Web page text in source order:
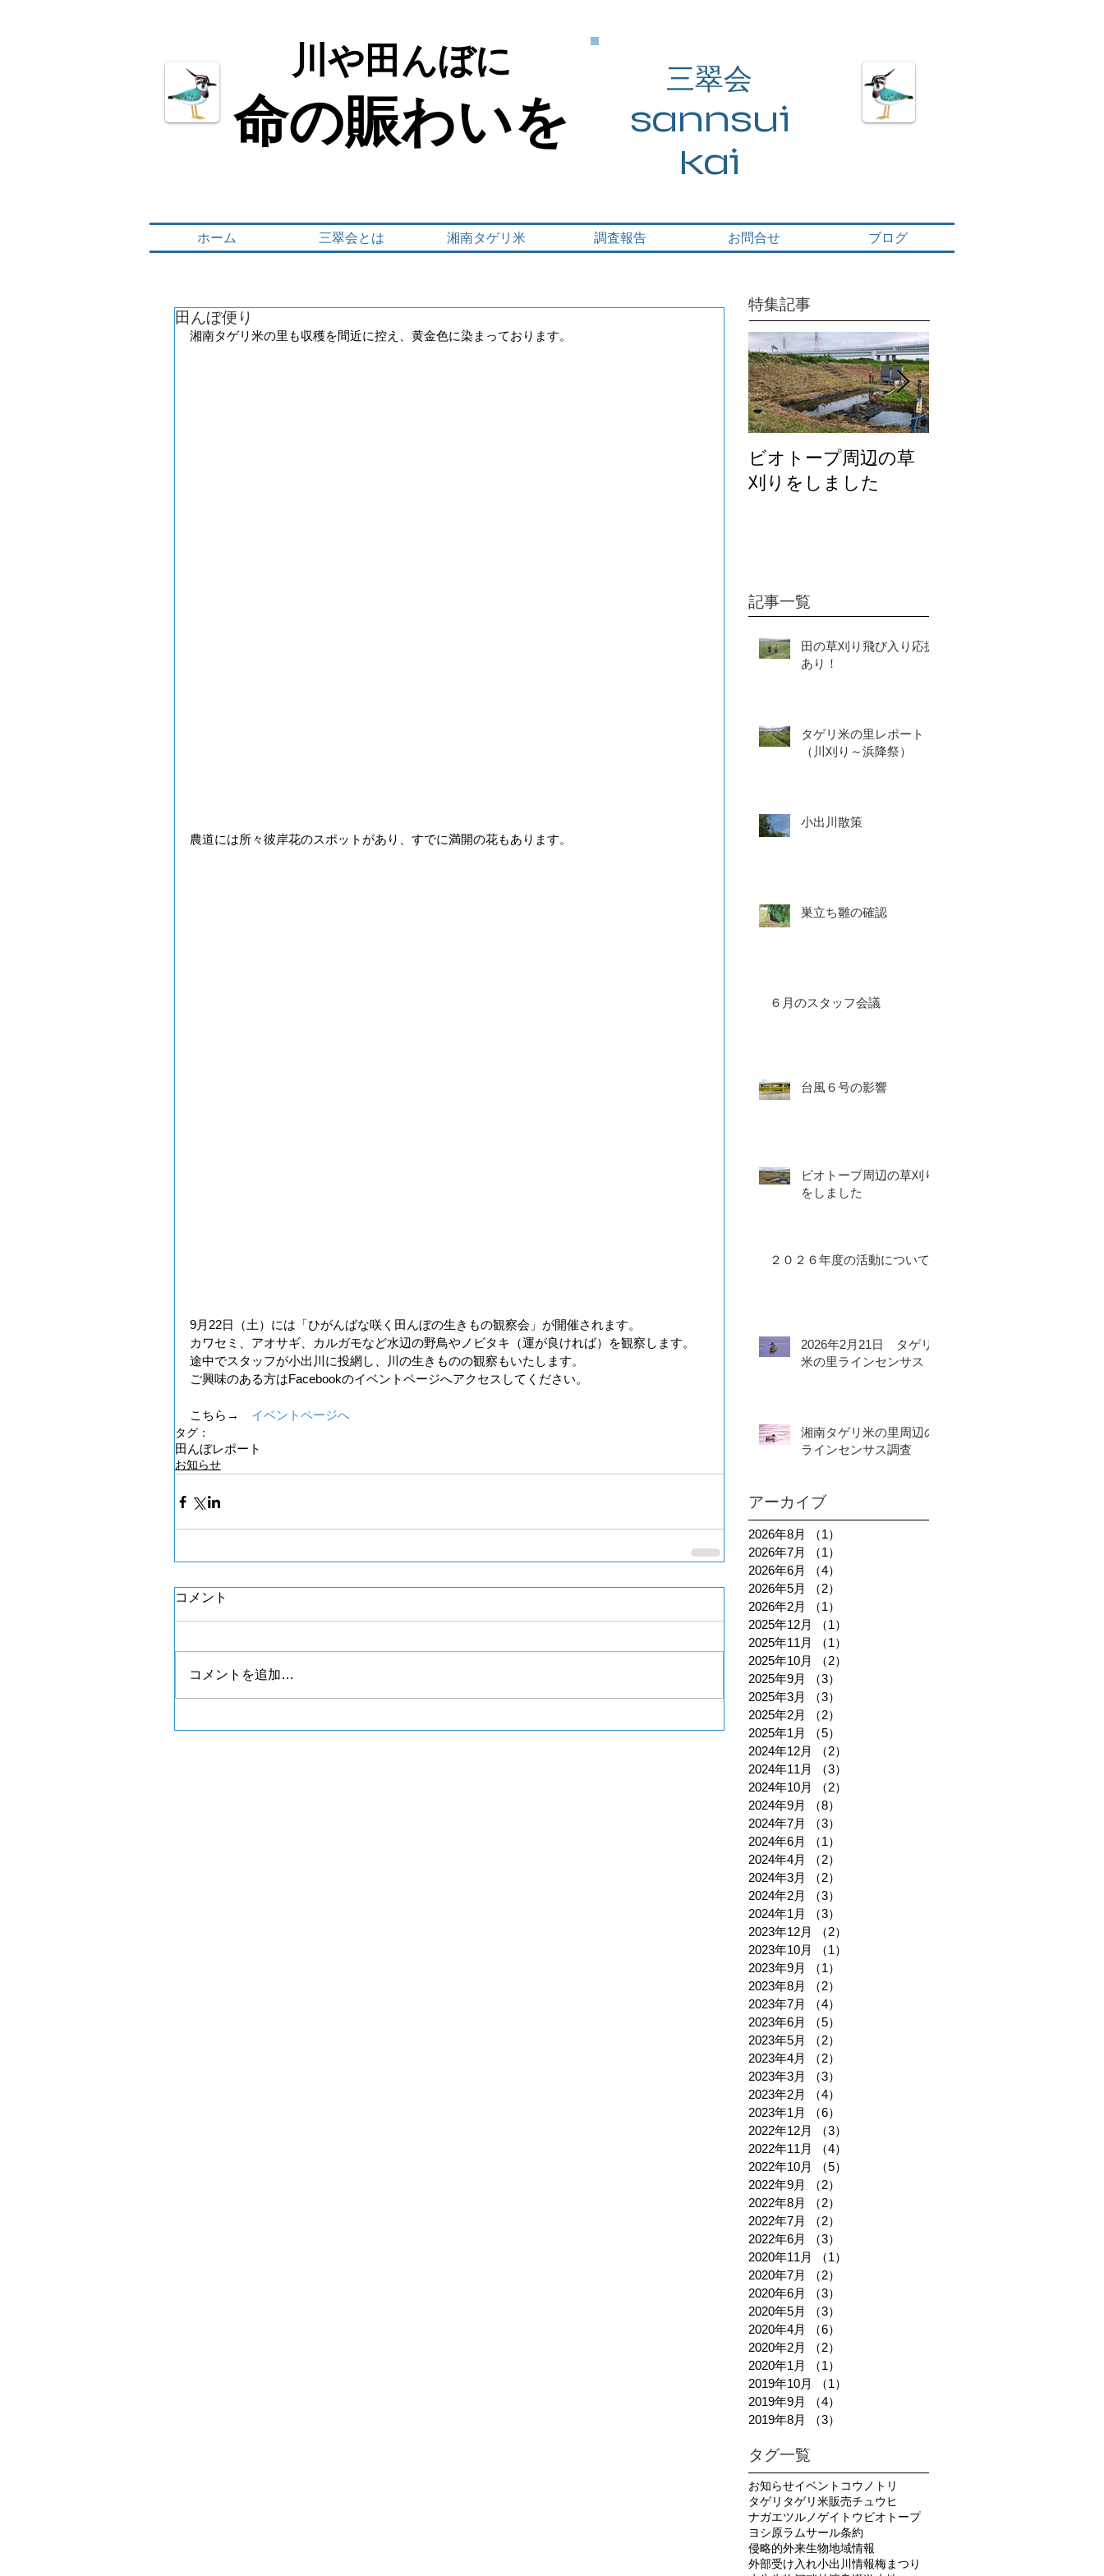
川や田んぼに
川や田んぼに
命の賑わいを
命の賑わいを
三翠会
sannsui​
kai
ホーム 三翠会とは 湘南タゲリ米 調査報告 お問合せ ブログ
田んぼ便り
湘南タゲリ米の里も収穫を間近に控え、黄金色に染まっております。
農道には所々彼岸花のスポットがあり、すでに満開の花もあります。
9月22日（土）には「ひがんばな咲く田んぼの生きもの観察会」が開催されます。
カワセミ、アオサギ、カルガモなど水辺の野鳥やノビタキ（運が良ければ）を観察します。
途中でスタッフが小出川に投網し、川の生きものの観察もいたします。
ご興味のある方はFacebookのイベントページへアクセスしてください。
こちら→ イベントページへ
タグ：
田んぼレポート
お知らせ
コメント
コメントを追加…
特集記事
ビオトープ周辺の草
刈りをしました
記事一覧
田の草刈り飛び入り応援
あり！
タゲリ米の里レポート
（川刈り～浜降祭）
小出川散策
巣立ち雛の確認
６月のスタッフ会議
台風６号の影響
ビオトープ周辺の草刈り
をしました
２０２６年度の活動について
2026年2月21日 タゲリ
米の里ラインセンサス
湘南タゲリ米の里周辺の
ラインセンサス調査
アーカイブ
2026年8月 （1）
2026年7月
（1）
2026年6月
（4）
2026年5月
（2）
2026年2月
（1）
2025年12月
（1）
2025年11月
（1）
2025年10月
（2）
2025年9月
（3）
2025年3月
（3）
2025年2月
（2）
2025年1月
（5）
2024年12月
（2）
2024年11月
（3）
2024年10月
（2）
2024年9月
（8）
2024年7月
（3）
2024年6月
（1）
2024年4月
（2）
2024年3月
（2）
2024年2月
（3）
2024年1月
（3）
2023年12月
（2）
2023年10月
（1）
2023年9月
（1）
2023年8月
（2）
2023年7月
（4）
2023年6月
（5）
2023年5月
（2）
2023年4月
（2）
2023年3月
（3）
2023年2月
（4）
2023年1月
（6）
2022年12月
（3）
2022年11月
（4）
2022年10月
（5）
2022年9月
（2）
2022年8月
（2）
2022年7月
（2）
2022年6月
（3）
2020年11月
（1）
2020年7月
（2）
2020年6月
（3）
2020年5月
（3）
2020年4月
（6）
2020年2月
（2）
2020年1月
（1）
2019年10月
（1）
2019年9月
（4）
2019年8月
（3）
タグ一覧
お知らせイベント コウノトリ
タゲリ タゲリ米販売チュウヒ
ナガエツルノゲイトウ ビオトープ
ヨシ原ラムサール条約
侵略的外来生物地域情報
外部受け入れ小出川 情報梅まつり